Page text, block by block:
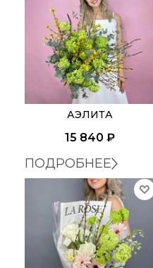
АЭЛИТА
15 840 ₽
ПОДРОБНЕЕ